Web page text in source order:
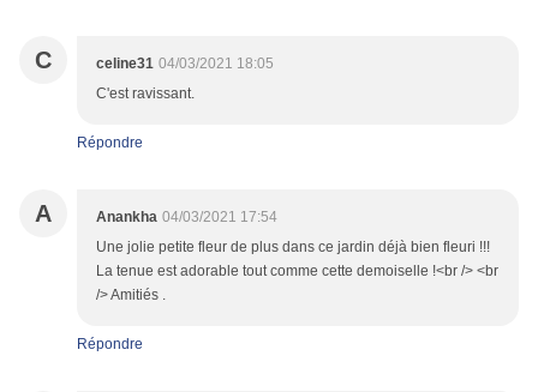
C celine31 04/03/2021 18:05
C'est ravissant.
Répondre
A Anankha 04/03/2021 17:54
Une jolie petite fleur de plus dans ce jardin déjà bien fleuri !!!
La tenue est adorable tout comme cette demoiselle !<br /> <br
/> Amitiés .
Répondre